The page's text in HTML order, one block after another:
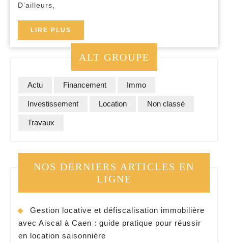
?
D’ailleurs,
LIRE PLUS
PLUS
ALT GROUPE
Actu Financement Immo
Investissement Location Non classé
Travaux
NOS DERNIERS ARTICLES EN
LIGNE
Gestion locative et défiscalisation immobilière
avec Aiscal à Caen : guide pratique pour réussir
en location saisonnière